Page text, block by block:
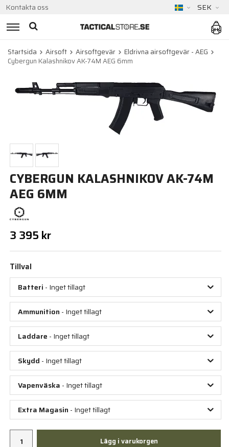
Kontakta oss SEK
Startsida Airsoft Airsoftgevär
Eldrivna airsoftgevär - AEG
Cybergun Kalashnikov AK-74M AEG 6mm
CYBERGUN KALASHNIKOV AK-74M
AEG 6MM
3 395 kr
Tillval
Batteri - Inget tillagt
Ammunition - Inget tillagt
Laddare - Inget tillagt
Skydd - Inget tillagt
Vapenväska - Inget tillagt
Extra Magasin - Inget tillagt
Lägg i varukorgen